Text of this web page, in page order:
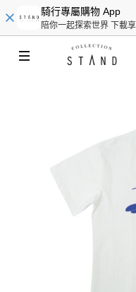
騎行專屬購物 App
陪你一起探索世界 下載